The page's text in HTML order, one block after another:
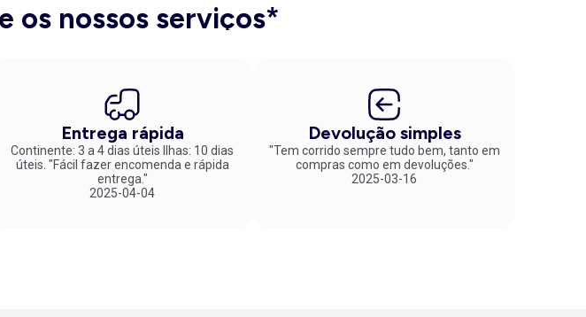
os nossos serviços*
Entrega rápida
Continente: 3 a 4 dias úteis Ilhas: 10 dias
úteis. "Fácil fazer encomenda e rápida
entrega."
2025-04-04
Devolução simples
"Tem corrido sempre tudo bem, tanto em
compras como em devoluções."
2025-03-16